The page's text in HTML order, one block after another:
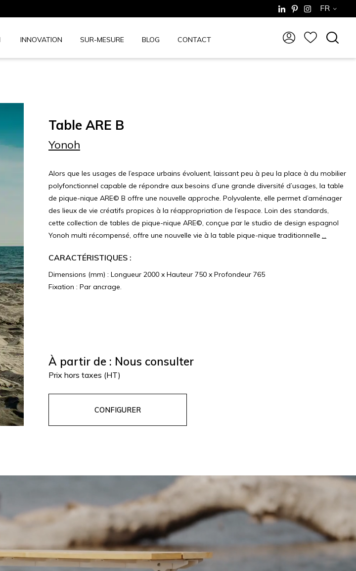
FR
INNOVATION SUR-MESURE BLOG CONTACT
Table ARE B
Yonoh
Alors que les usages de l’espace urbains évoluent, laissant peu à peu la place à du mobilier
polyfonctionnel capable de répondre aux besoins d’une grande diversité d’usages, la table
de pique-nique ARE© B offre une nouvelle approche. Polyvalente, elle permet d’aménager
des lieux de vie créatifs propices à la réappropriation de l’espace. Loin des standards,
cette collection de tables de pique-nique ARE©, conçue par le studio de design espagnol
Yonoh multi récompensé, offre une nouvelle vie à la table pique-nique traditionnelle ...
CARACTÉRISTIQUES :
Dimensions (mm) : Longueur 2000 x Hauteur 750 x Profondeur 765
Fixation : Par ancrage.
À partir de : Nous consulter
Prix hors taxes (HT)
CONFIGURER